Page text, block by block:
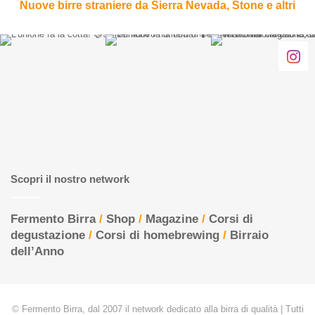
Nuove birre straniere da Sierra Nevada, Stone e altri
Scopri il nostro network
Fermento Birra/ Shop / Magazine / Corsi di
degustazione / Corsi di homebrewing / Birraio
dell’Anno
© Fermento Birra, dal 2007 il network dedicato alla birra di qualità | Tutti